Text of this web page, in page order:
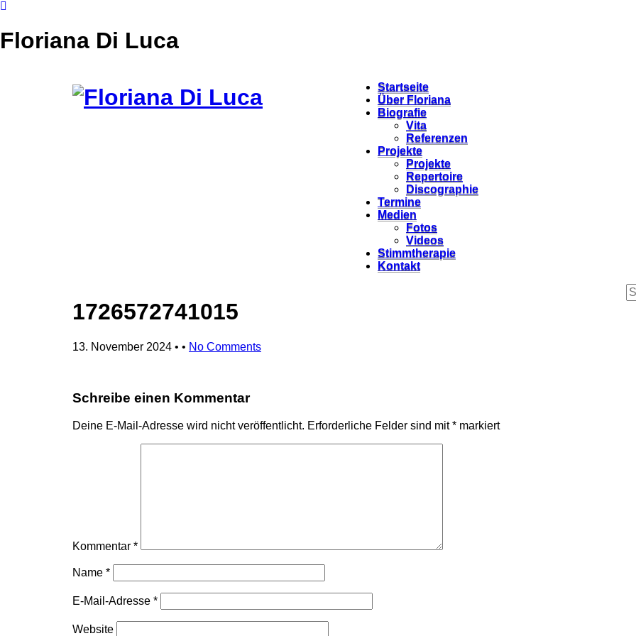
Floriana Di Luca
Startseite
Über Floriana
Biografie
Vita
Referenzen
Projekte
Projekte
Repertoire
Discographie
Termine
Medien
Fotos
Videos
Stimmtherapie
Kontakt
1726572741015
13. November 2024 • • No Comments
Schreibe einen Kommentar
Deine E-Mail-Adresse wird nicht veröffentlicht. Erforderliche Felder sind mit* markiert
Kommentar *
Name *
E-Mail-Adresse *
Website